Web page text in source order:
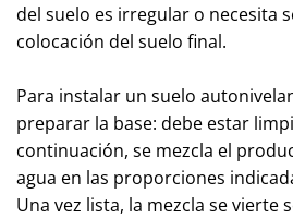
del suelo es irregular o necesita
colocación del suelo final.
Para instalar un suelo
preparar la base: debe estar
continuación, se mezcla el
agua en las proporciones
Una vez lista, la mezcla se vierte